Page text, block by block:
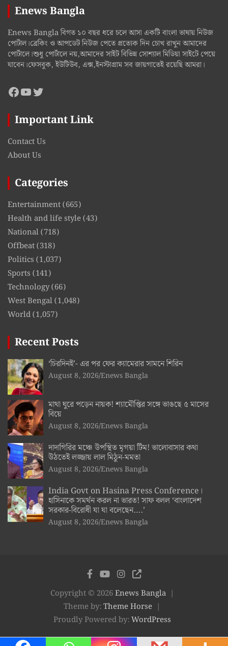
Enews Bangla
Enews Bangla বিগত ১০ বছর ধরে চলে আসা একটি বাংলা ভাষায় নিউজ
পোর্টাল।ব্রেকিং ও আপডেট নিউজ পেতে প্রত্যেক দিন চোখ রাখুন আমাদের
পোর্টালে।শুধু পোর্টালে নয়,আমাদের সাইট বিভিন্ন সোশ্যাল মিডিয়া সাইটে পেয়ে
যাবেন।ফেসবুক, ইউটিউব, এক্স,ইনস্টাগ্রাম সব জায়গাতেই রয়েছি আমরা।
Facebook
YouTube
Twitter
Important Link
Contact Us
About Us
Categories
Entertainment(665)
Health and life style(43)
National(718)
Offbeat(318)
Politics (1,037)
Sports (141)
Technology(66)
West Bengal(1,048)
World(1,057)
Recent Posts
‘চিরদিনই’- এর পর ফের ক্যামেরার সামনে শিরিন
August 8, 2026 Enews Bangla
মাথা ঘুরে পড়েন নায়ক! শ্যামৌপ্তির সঙ্গে ভাঙছে ৫ মাসের
বিয়ে
August 8, 2026 Enews Bangla
দাদাগিরির মঞ্চে উপস্থিত মৃগয়া টিম! ভালোবাসার কথা
উঠতেই লজ্জায় লাল মিঠুন-মমতা
August 8, 2026 Enews Bangla
India Govt on Hasina Press Conference।
হাসিনাকে সমর্থন করল না ভারত! সাফ বলল ‘বাংলাদেশ
সরকার-বিরোধী যা যা বলেছেন….’
August 8, 2026 Enews Bangla
Copyright © 2026Enews Bangla
Theme by:Theme Horse
Proudly Powered by:WordPress